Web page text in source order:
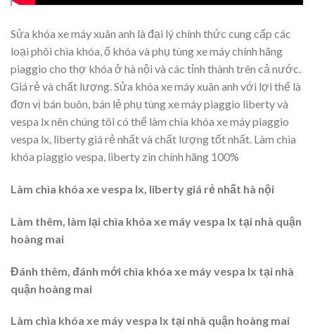
Sửa khóa xe máy xuân anh là đại lý chính thức cung cấp các
loại phôi chìa khóa, ổ khóa và phụ tùng xe máy chính hãng
piaggio cho thợ khóa ở hà nội và các tỉnh thành trên cả nước.
Giá rẻ và chất lượng. Sửa khóa xe máy xuân anh với lợi thế là
đơn vị bán buôn, bán lẻ phụ tùng xe máy piaggio liberty và
vespa lx nên chúng tôi có thể làm chìa khóa xe máy piaggio
vespa lx, liberty giá rẻ nhất và chất lượng tốt nhất. Làm chìa
khóa piaggio vespa, liberty zin chính hãng 100%
Làm chìa khóa xe vespa lx, liberty giá rẻ nhất hà nội
Làm thêm, làm lại chìa khóa xe máy vespa lx tại nhà quận
hoàng mai
Đánh thêm, đánh mới chìa khóa xe máy vespa lx tại nhà
quận hoàng mai
Làm chìa khóa xe máy vespa lx tại nhà quận hoàng mai